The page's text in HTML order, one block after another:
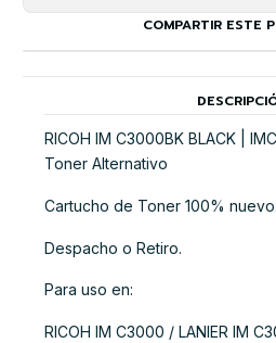
COMPARTIR ESTE
RICOH IM C3000BK BLACK |
Toner Alternativo
Cartucho de Toner 100% nuevo.
Despacho o Retiro.
Para uso en:
RICOH IM C3000 / LANIER IM